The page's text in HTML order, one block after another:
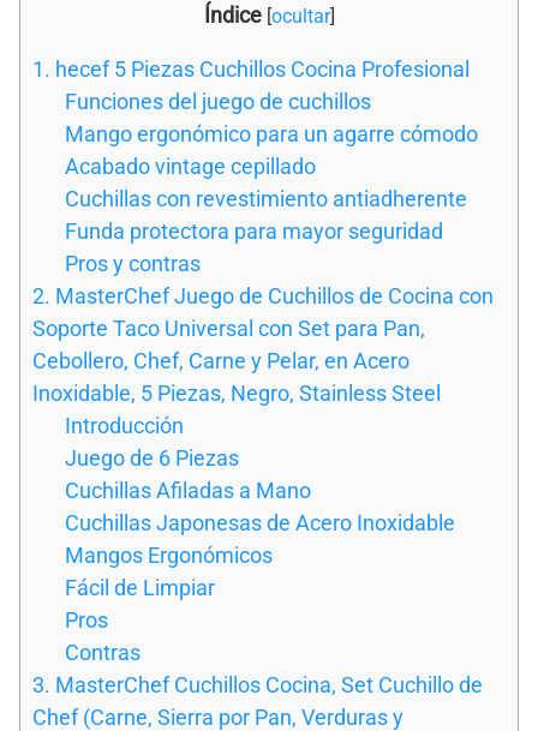
Índice [ocultar]
1. hecef 5 Piezas Cuchillos Cocina Profesional
Funciones del juego de cuchillos
Mango ergonómico para un agarre cómodo
Acabado vintage cepillado
Cuchillas con revestimiento antiadherente
Funda protectora para mayor seguridad
Pros y contras
2. MasterChef Juego de Cuchillos de Cocina con
Soporte Taco Universal con Set para Pan,
Cebollero, Chef, Carne y Pelar, en Acero
Inoxidable, 5 Piezas, Negro, Stainless Steel
Introducción
Juego de 6 Piezas
Cuchillas Afiladas a Mano
Cuchillas Japonesas de Acero Inoxidable
Mangos Ergonómicos
Fácil de Limpiar
Pros
Contras
3. MasterChef Cuchillos Cocina, Set Cuchillo de
Chef (Carne, Sierra por Pan, Verduras y